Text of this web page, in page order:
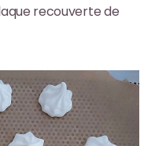
recouverte de